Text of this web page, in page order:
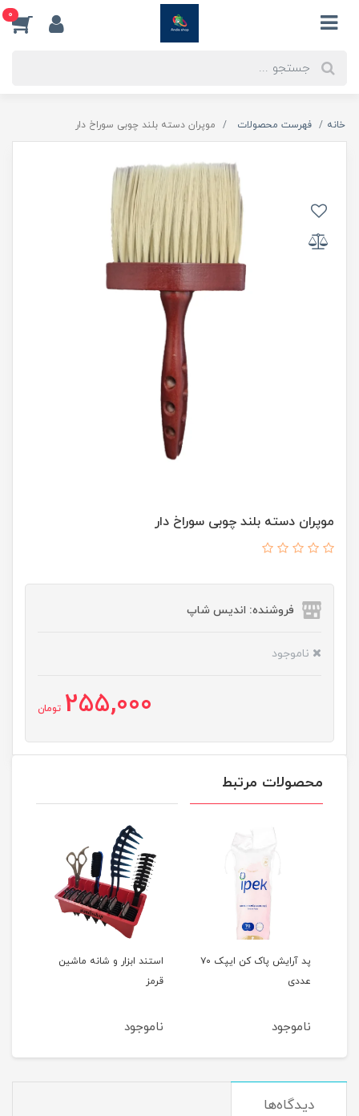
0
خانه فهرست محصولات موپران دسته بلند چوبی سوراخ دار
موپران دسته بلند چوبی سوراخ دار
فروشنده: اندیس شاپ
ناموجود
255,000 تومان
محصولات مرتبط
استند ابزار و شانه ماشین
ناموجود
استند ابزار و شانه ماشین
ناموجود
دیدگاه‌ها